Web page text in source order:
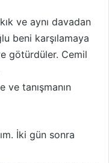
ve aynı davadan
beni karşılamaya
götürdüler. Cemil
ve tanışmanın
İki gün sonra